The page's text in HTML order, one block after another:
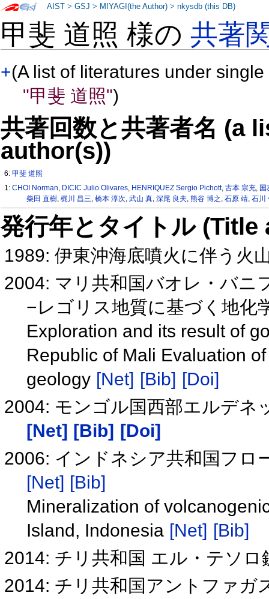
甲斐 道照 様の共著
+(A list of literatures under
"甲斐 道照")
共著回数と共著者名 (a
author(s))
6:甲斐 道照
1:CHOI Norman, DICIC Julio Olivares, HENRIQUEZ Sergio Pichott,古本 宗充, 国
柴田 直樹, 梶川 昌三, 橋本 淳次, 武山 真, 深尾 良夫, 熊谷 博之 , 石原 靖, 石川
発行年とタイトル
1989: 伊東沖海底噴火に伴う火
2004: マリ共和国バオレ・バニ
−レゴリス地質に基づく地化
Exploration and its result of
Republic of Mali Evaluation
geology [Net] [Bib] [Doi]
2004: モンゴル国西部エルデネ
[Net] [Bib]
[Doi]
2006: インドネシア共和国フロ
[Net] [Bib]
Mineralization of
Island, Indonesia [Net] [Bib]
2014: チリ共和国 エル・テソ
2014: チリ共和国アントファガ
AIST >GSJ > MIYAGI(the Author) >nkysdb (this DB)